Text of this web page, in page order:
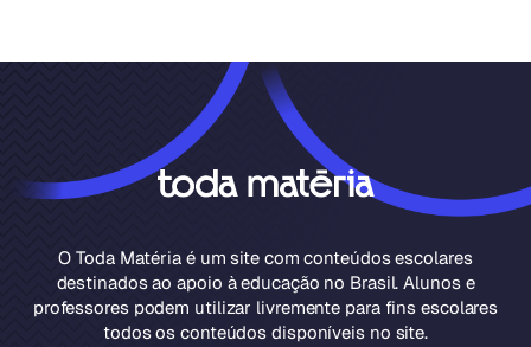
O Toda Matéria é um site com conteúdos escolares
destinados ao apoio à educação no Brasil. Alunos e
professores podem utilizar livremente para fins escolares
todos os conteúdos disponíveis no site.